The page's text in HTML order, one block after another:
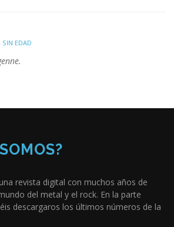
SIN EDAD
revista digital con muchos años de
del metal y el rock. En la parte
descargaros los últimos números de la